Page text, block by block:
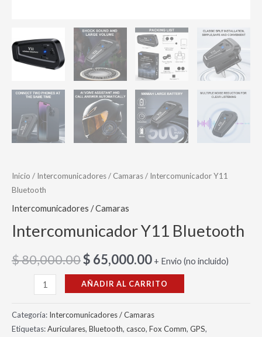
Inicio / Intercomunicadores / Camaras/ Intercomunicador Y11
Bluetooth
Intercomunicadores / Camaras
Intercomunicador Y11 Bluetooth
$80,000.00$ 65,000.00 + Envio (no incluido)
AÑADIR AL CARRITO
Categoría: Intercomunicadores / Camaras
Etiquetas:Auriculares, Bluetooth, casco, Fox Comm, GPS,